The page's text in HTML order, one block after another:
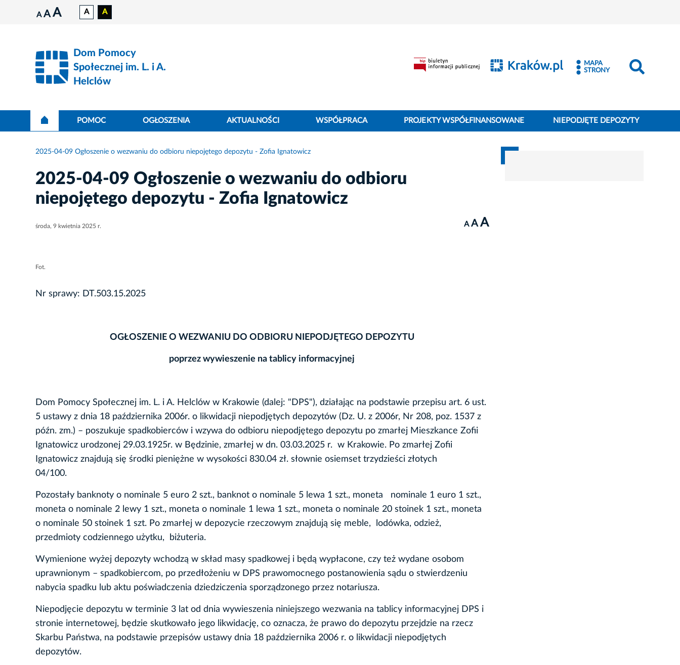
A A A A A
Dom Pomocy
Społecznej im. L. i A.
Helclów
MAPA
STRONY
POMOC OGŁOSZENIA AKTUALNOŚCI WSPÓŁPRACA PROJEKTY WSPÓŁFINANSOWANE NIEPODJĘTE DEPOZYTY
2025-04-09 Ogłoszenie o wezwaniu do odbioru niepojętego depozytu - Zofia Ignatowicz
2025-04-09 Ogłoszenie o wezwaniu do odbioru
niepojętego depozytu - Zofia Ignatowicz
środa, 9 kwietnia 2025 r. A A A
Fot.
Nr sprawy: DT.503.15.2025
OGŁOSZENIE O WEZWANIU DO ODBIORU NIEPODJĘTEGO DEPOZYTU
poprzez wywieszenie na tablicy informacyjnej
Dom Pomocy Społecznej im. L. i A. Helclów w Krakowie (dalej: "DPS"), działając na podstawie przepisu art. 6 ust.
5 ustawy z dnia 18 października 2006r. o likwidacji niepodjętych depozytów (Dz. U. z 2006r, Nr 208, poz. 1537 z
późn. zm.) – poszukuje spadkobierców i wzywa do odbioru niepodjętego depozytu po zmarłej Mieszkance Zofii
Ignatowicz urodzonej 29.03.1925r. w Będzinie, zmarłej w dn. 03.03.2025 r. w Krakowie. Po zmarłej Zofii
Ignatowicz znajdują się środki pieniężne w wysokości 830.04 zł. słownie osiemset trzydzieści złotych
04/100.
Pozostały banknoty o nominale 5 euro 2 szt., banknot o nominale 5 lewa 1 szt., moneta nominale 1 euro 1 szt.,
moneta o nominale 2 lewy 1 szt., moneta o nominale 1 lewa 1 szt., moneta o nominale 20 stoinek 1 szt., moneta
o nominale 50 stoinek 1 szt. Po zmarłej w depozycie rzeczowym znajdują się meble, lodówka, odzież,
przedmioty codziennego użytku, biżuteria.
Wymienione wyżej depozyty wchodzą w skład masy spadkowej i będą wypłacone, czy też wydane osobom
uprawnionym – spadkobiercom, po przedłożeniu w DPS prawomocnego postanowienia sądu o stwierdzeniu
nabycia spadku lub aktu poświadczenia dziedziczenia sporządzonego przez notariusza.
Niepodjęcie depozytu w terminie 3 lat od dnia wywieszenia niniejszego wezwania na tablicy informacyjnej DPS i
stronie internetowej, będzie skutkowało jego likwidację, co oznacza, że prawo do depozytu przejdzie na rzecz
Skarbu Państwa, na podstawie przepisów ustawy dnia 18 października 2006 r. o likwidacji niepodjętych
depozytów.